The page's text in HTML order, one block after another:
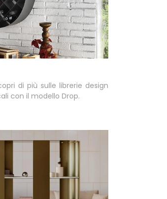
di più sulle librerie design
con il modello Drop.